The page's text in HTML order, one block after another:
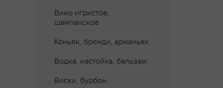
Вино игристое,
шампанское
Коньяк, бренди, арманьяк
Водка, настойка, бальзам
Виски, бурбон